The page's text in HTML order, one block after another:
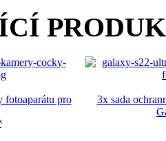
fotoaparátu pro
3x sada